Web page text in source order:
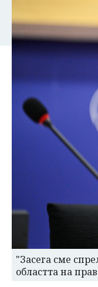
"Засега сме
областта на